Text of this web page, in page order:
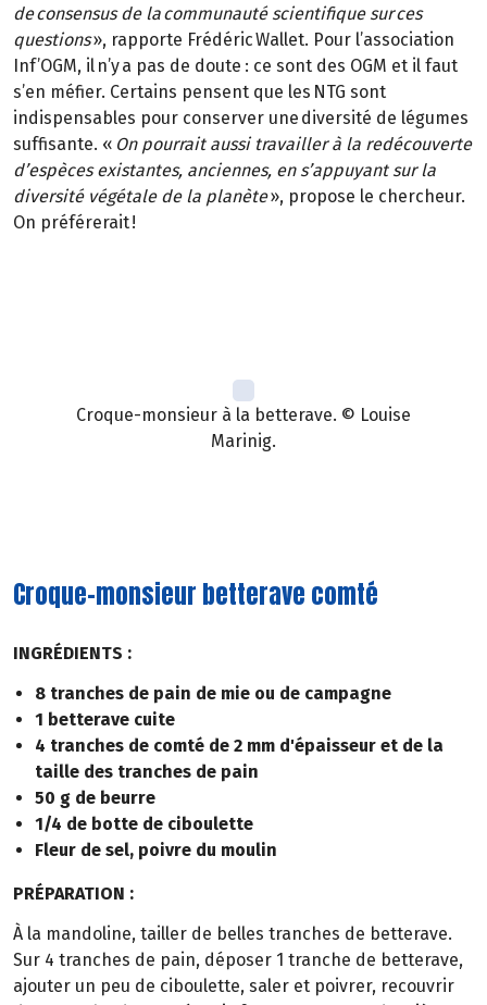
de consensus de la communauté scientifique sur ces
questions», rapporte Frédéric Wallet. Pour l’association
Inf’OGM, il n’y a pas de doute : ce sont des OGM et il faut
s’en méfier. Certains pensent que les NTG sont
indispensables pour conserver une diversité de légumes
suffisante. « On pourrait aussi travailler à la redécouverte
d’espèces existantes, anciennes, en s’appuyant sur la
diversité végétale de la planète», propose le chercheur.
On préférerait !
Croque-monsieur à la betterave. © Louise
Marinig.
Croque-monsieur betterave comté
INGRÉDIENTS :
8 tranches de pain de mie ou de campagne
1 betterave cuite
4 tranches de comté de 2 mm d'épaisseur et de la
taille des tranches de pain
50 g de beurre
1/4 de botte de ciboulette
Fleur de sel, poivre du moulin
PRÉPARATION :
À la mandoline, tailler de belles tranches de betterave.
Sur 4 tranches de pain, déposer 1 tranche de betterave,
ajouter un peu de ciboulette, saler et poivrer, recouvrir